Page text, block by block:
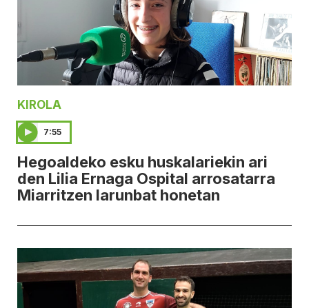
KIROLA
7:55
Hegoaldeko esku huskalariekin ari
den Lilia Ernaga Ospital arrosatarra
Miarritzen larunbat honetan